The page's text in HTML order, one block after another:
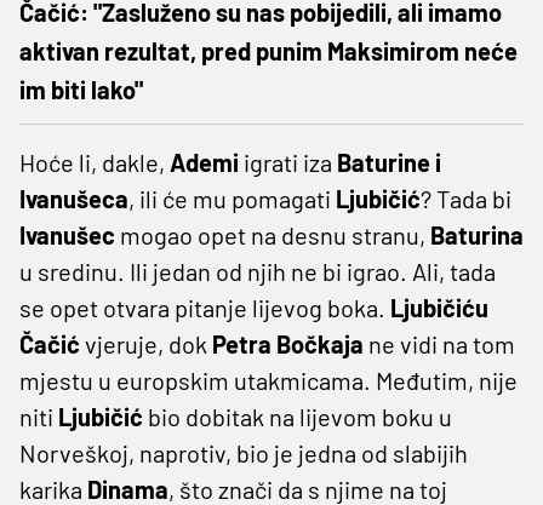
Čačić: "Zasluženo su nas pobijedili, ali imamo
aktivan rezultat, pred punim Maksimirom neće
im biti lako"
Hoće li, dakle, Ademi igrati iza Baturine i
Ivanušeca, ili će mu pomagati Ljubičić? Tada bi
Ivanušec mogao opet na desnu stranu, Baturina
u sredinu. Ili jedan od njih ne bi igrao. Ali, tada
se opet otvara pitanje lijevog boka. Ljubičiću
Čačić vjeruje, dok Petra Bočkaja ne vidi na tom
mjestu u europskim utakmicama. Međutim, nije
niti Ljubičić bio dobitak na lijevom boku u
Norveškoj, naprotiv, bio je jedna od slabijih
karika Dinama, što znači da s njime na toj